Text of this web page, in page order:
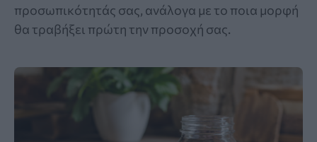
προσωπικότητάς σας, ανάλογα με το ποια μορφή
θα τραβήξει πρώτη την προσοχή σας.